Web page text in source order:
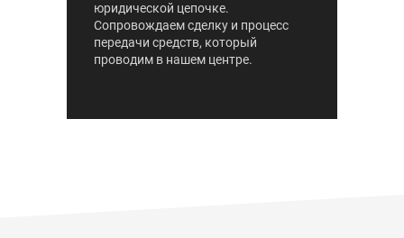
юридической цепочке.
Сопровождаем сделку и процесс
передачи средств, который
проводим в нашем центре.